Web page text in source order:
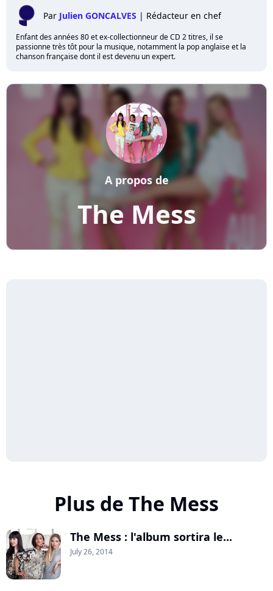
Par Julien GONCALVES | Rédacteur en chef
Enfant des années 80 et ex-collectionneur de CD 2 titres, il se
passionne très tôt pour la musique, notamment la pop anglaise et la
chanson française dont il est devenu un expert.
The Mess
A propos de
Plus de The Mess
The Mess : l'album sortira le...
July 26, 2014